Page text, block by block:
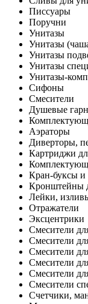
Писсуары
Поручни
Унитазы
Унитазы
Унитазы
Унитазы
Унитазы-
Сифоны
Смесители
Душевые
Аэраторы
Диверторы,
Картриджи
Кран-буксы и
Кронштейны
Лейки,
Отражатели
Эксцентрики
Смесители
Смесители
Смесители
Смесители
Смесители
Смесители
Счетчики,